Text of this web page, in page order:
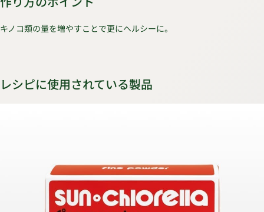
キノコ類の量を増やすことで更にヘルシーに。
レシピに使用されている製品